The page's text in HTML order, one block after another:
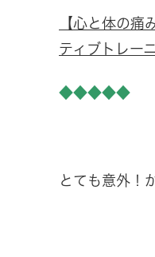
【心と体の
ティブトレー
◆◆◆◆◆
とても意外！